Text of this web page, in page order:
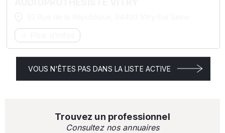
VOUS N'ÊTES PAS DANS LA LISTE ACTIVE
Trouvez un professionnel
Consultez nos annuaires